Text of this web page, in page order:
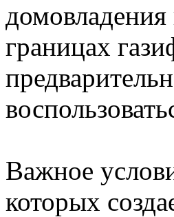
границах
Важное
которых